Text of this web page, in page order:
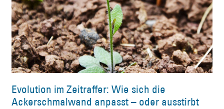
Evolution im Zeitraffer: Wie sich die
Ackerschmalwand anpasst – oder ausstirbt